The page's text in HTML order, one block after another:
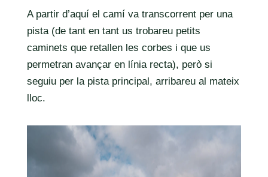
A partir d’aquí el camí va transcorrent per una
pista (de tant en tant us trobareu petits
caminets que retallen les corbes i que us
permetran avançar en línia recta), però si
seguiu per la pista principal, arribareu al mateix
lloc.